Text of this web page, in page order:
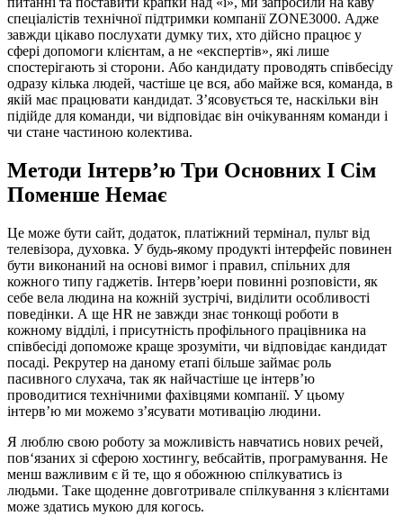
спеціалістів технічної підтримки компанії ZONE3000. Адже
завжди цікаво послухати думку тих, хто дійсно працює у
сфері допомоги клієнтам, а не «експертів», які лише
спостерігають зі сторони. Або кандидату проводять співбесіду
одразу кілька людей, частіше це вся, або майже вся, команда, в
якій має працювати кандидат. З’ясовується те, наскільки він
підійде для команди, чи відповідає він очікуванням команди і
чи стане частиною колектива.
Методи Інтерв’ю Три Основних І Сім
Поменше Немає
Це може бути сайт, додаток, платіжний термінал, пульт від
телевізора, духовка. У будь-якому продукті інтерфейс повинен
бути виконаний на основі вимог і правил, спільних для
кожного типу гаджетів. Інтерв’юери повинні розповісти, як
себе вела людина на кожній зустрічі, виділити особливості
поведінки. А ще HR не завжди знає тонкощі роботи в
кожному відділі, і присутність профільного працівника на
співбесіді допоможе краще зрозуміти, чи відповідає кандидат
посаді. Рекрутер на даному етапі більше займає роль
пасивного слухача, так як найчастіше це інтерв’ю
проводитися технічними фахівцями компанії. У цьому
інтерв’ю ми можемо з’ясувати мотивацію людини.
Я люблю свою роботу за можливість навчатись нових речей,
пов‘язаних зі сферою хостингу, вебсайтів, програмування. Не
менш важливим є й те, що я обожнюю спілкуватись із
людьми. Таке щоденне довготривале спілкування з клієнтами
може здатись мукою для когось.